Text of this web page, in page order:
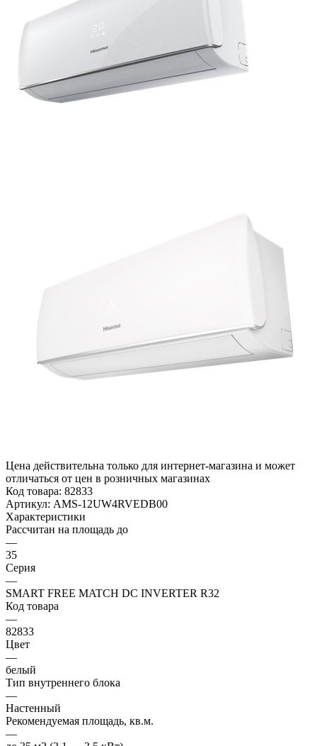
Цена действительна только для интернет-магазина и может
отличаться от цен в розничных магазинах
Код товара: 82833
Артикул: AMS-12UW4RVEDB00
Характеристики
Рассчитан на площадь до
—
35
Серия
—
SMART FREE MATCH DC INVERTER R32
Код товара
—
82833
Цвет
—
белый
Тип внутреннего блока
—
Настенный
Рекомендуемая площадь, кв.м.
—